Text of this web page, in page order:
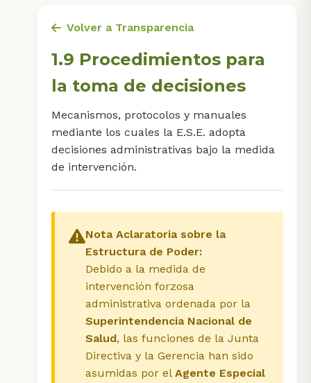
Volver a Transparencia
1.9 Procedimientos para
la toma de decisiones
Mecanismos, protocolos y manuales
mediante los cuales la E.S.E. adopta
decisiones administrativas bajo la medida
de intervención.
Nota Aclaratoria sobre la
Estructura de Poder:
Debido a la medida de
intervención forzosa
administrativa ordenada por la
Superintendencia Nacional de
Salud, las funciones de la Junta
Directiva y la Gerencia han sido
asumidas por el Agente Especial